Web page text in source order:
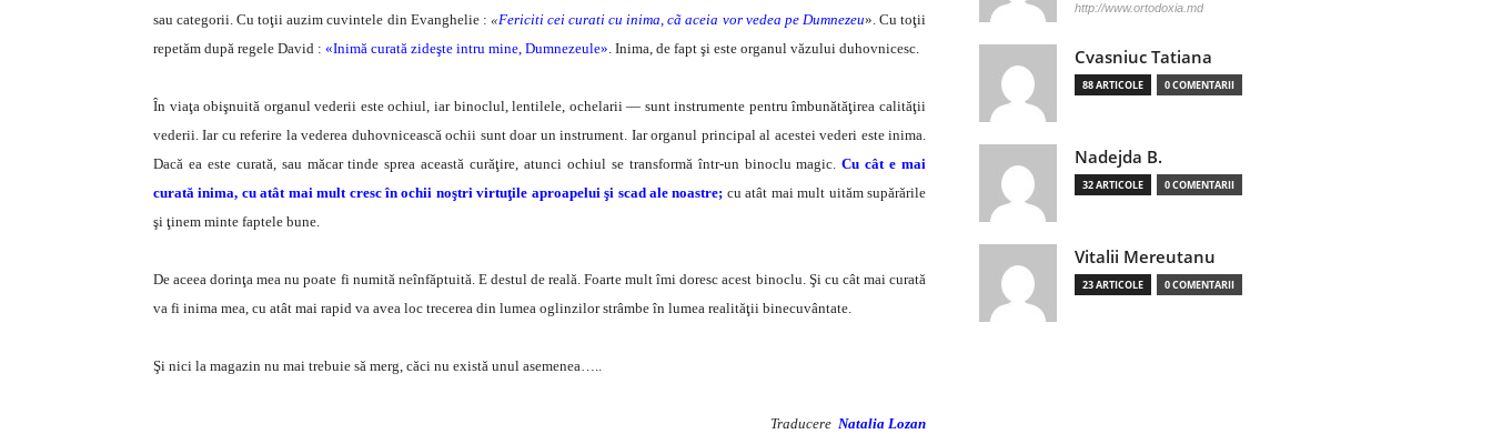
sau categorii. Cu toţii auzim cuvintele din Evanghelie : «Fericiti cei curati cu inima, cã aceia vor vedea pe Dumnezeu». Cu toţii
repetăm după regele David : «Inimă curată zideşte intru mine, Dumnezeule». Inima, de fapt şi este organul văzului duhovnicesc.
În viaţa obişnuită organul vederii este ochiul, iar binoclul, lentilele, ochelarii — sunt instrumente pentru îmbunătăţirea calităţii
vederii. Iar cu referire la vederea duhovnicească ochii sunt doar un instrument. Iar organul principal al acestei vederi este inima.
Dacă ea este curată, sau măcar tinde sprea această curăţire, atunci ochiul se transformă într-un binoclu magic.Cu cât e mai
curată inima, cu atât mai mult cresc în ochii noştri virtuţile aproapelui şi scad ale noastre; cu atât mai mult uităm supărările
şi ţinem minte faptele bune.
De aceea dorinţa mea nu poate fi numită neînfăptuită. E destul de reală. Foarte mult îmi doresc acest binoclu. Şi cu cât mai curată
va fi inima mea, cu atât mai rapid va avea loc trecerea din lumea oglinzilor strâmbe în lumea realităţii binecuvântate.
Şi nici la magazin nu mai trebuie să merg, căci nu există unul asemenea…..
Traducere Natalia Lozan
http://www.ortodoxia.md
Cvasniuc Tatiana
88 ARTICOLE 0 COMENTARII
Nadejda B.
32 ARTICOLE 0 COMENTARII
Vitalii Mereutanu
23 ARTICOLE 0 COMENTARII